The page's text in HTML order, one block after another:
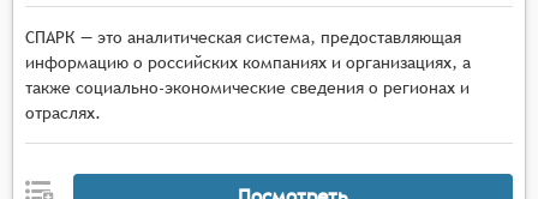
СПАРК — это аналитическая система, предоставляющая
информацию о российских компаниях и организациях, а
также социально-экономические сведения о регионах и
отраслях.